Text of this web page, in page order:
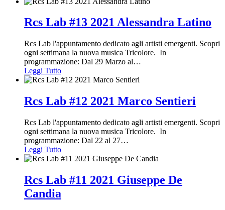
Rcs Lab #13 2021 Alessandra Latino
Rcs Lab l'appuntamento dedicato agli artisti emergenti. Scopri
ogni settimana la nuova musica Tricolore. In
programmazione: Dal 29 Marzo al…
Leggi Tutto
Rcs Lab #12 2021 Marco Sentieri
Rcs Lab l'appuntamento dedicato agli artisti emergenti. Scopri
ogni settimana la nuova musica Tricolore. In
programmazione: Dal 22 al 27…
Leggi Tutto
Rcs Lab #11 2021 Giuseppe De
Candia